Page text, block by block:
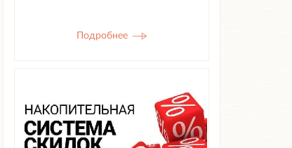
Подробнее